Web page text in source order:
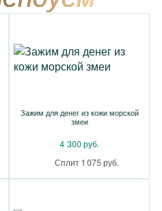
Зажим для денег из кожи морской
змеи
4 300 руб.
Сплит 1 075 руб.